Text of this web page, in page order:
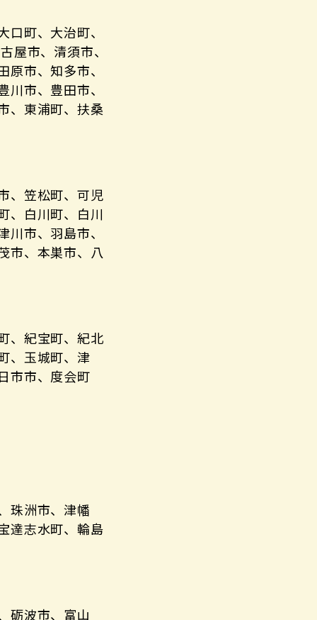
町、大治町、
屋市、清須市、
市、知多市、
市、豊田市、
、東浦町、扶桑
、笠松町、可児
、白川町、白川
市、羽島市、
市、本巣市、八
、紀宝町、紀北
、玉城町、津
市市、度会町
珠洲市、津幡
達志水町、輪島
砺波市、富山